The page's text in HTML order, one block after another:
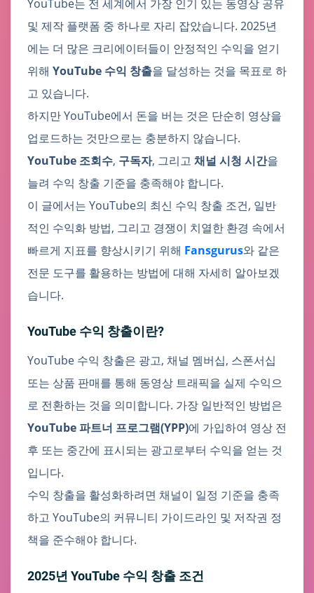
YouTube는 전 세계에서 가장 인기 있는 동영상 공유
및 제작 플랫폼 중 하나로 자리 잡았습니다. 2025년
에는 더 많은 크리에이터들이 안정적인 수익을 얻기
위해 YouTube 수익 창출을 달성하는 것을 목표로 하
고 있습니다.
하지만 YouTube에서 돈을 버는 것은 단순히 영상을
업로드하는 것만으로는 충분하지 않습니다.
YouTube 조회수, 구독자, 그리고 채널 시청 시간을
늘려 수익 창출 기준을 충족해야 합니다.
이 글에서는 YouTube의 최신 수익 창출 조건, 일반
적인 수익화 방법, 그리고 경쟁이 치열한 환경 속에서
빠르게 지표를 향상시키기 위해 Fansgurus와 같은
전문 도구를 활용하는 방법에 대해 자세히 알아보겠
습니다.
YouTube 수익 창출이란?
YouTube 수익 창출은 광고, 채널 멤버십, 스폰서십
또는 상품 판매를 통해 동영상 트래픽을 실제 수익으
로 전환하는 것을 의미합니다. 가장 일반적인 방법은
YouTube 파트너 프로그램(YPP)에 가입하여 영상 전
후 또는 중간에 표시되는 광고로부터 수익을 얻는 것
입니다.
수익 창출을 활성화하려면 채널이 일정 기준을 충족
하고 YouTube의 커뮤니티 가이드라인 및 저작권 정
책을 준수해야 합니다.
2025년 YouTube 수익 창출 조건